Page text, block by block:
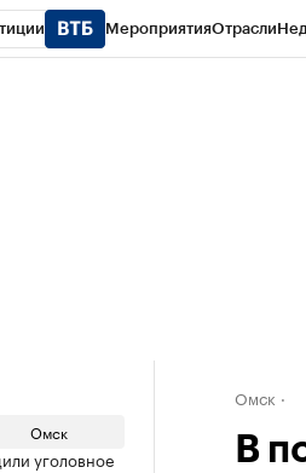
МероприятияОтрасли
Омск
уголовное
Омск
В